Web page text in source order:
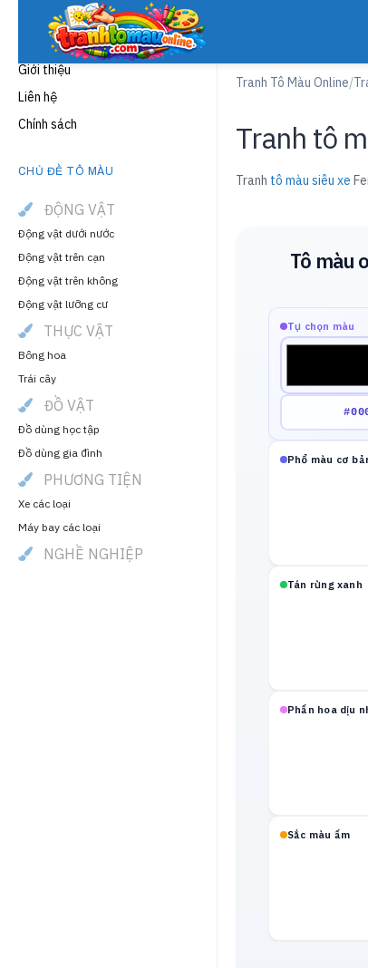
THÔNG TIN
Giới thiệu
Liên hệ
Chính sách
CHỦ ĐỀ TÔ MÀU
ĐỘNG VẬT
Động vật dưới nước
Động vật trên cạn
Động vật trên không
Động vật lưỡng cư
THỰC VẬT
Bông hoa
Trái cây
ĐỒ VẬT
Đồ dùng học tập
Đồ dùng gia đình
PHƯƠNG TIỆN
Xe các loại
Máy bay các loại
NGHỀ NGHIỆP
Tranh Tô Màu Online/
Tranh tô
Tranh tô màu siêu xe
Tô màu
Tự chọn màu
Phổ màu cơ
Tán rừng xanh
Phấn hoa dịu
Sắc màu ấm